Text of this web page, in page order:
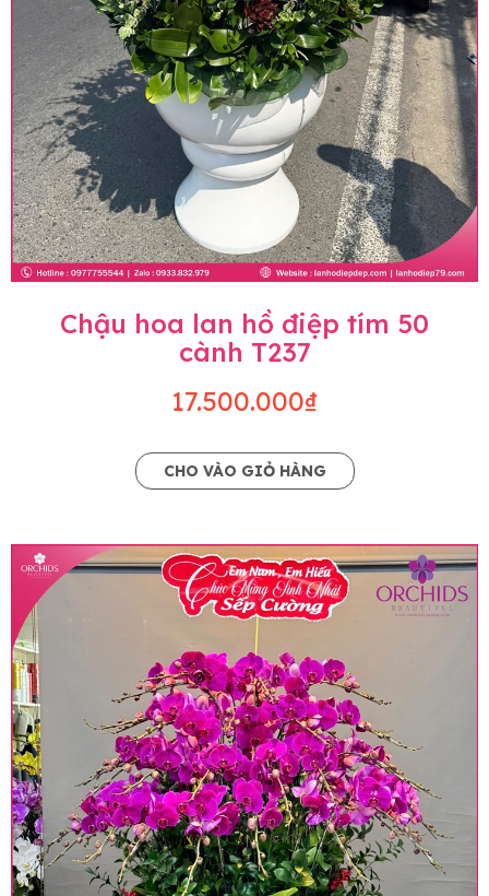
Chậu hoa lan hồ điệp tím 50
cành T237
17.500.000₫
CHO VÀO GIỎ HÀNG